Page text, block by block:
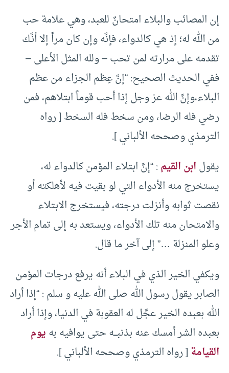
إن المصائب والبلاء امتحانٌ للعبد، وهي علامة حب
من الله له؛ إذ هي كالدواء، فإنَّه وإن كان مراً إلا أنَّـك
تقدمه على مرارته لمن تحب – ولله المثل الأعلى –
ففي الحديث الصحيح: “إنَّ عِظم الجزاء من عظم
البلاء،وإنَّ الله عز وجل إذا أحب قوماً ابتلاهم، فمن
رضي فله الرضا، ومن سخط فله السخط [ رواه
الترمذي وصححه الألباني ].
يقولابن القيم: “إنَّ ابتلاء المؤمن كالدواء له،
يستخرج منه الأدواء التي لو بقيت فيه لأهلكته أو
نقصت ثوابه وأنزلت درجته، فيستخرج الابتلاء
والامتحان منه تلك الأدواء، ويستعد به إلى تمام الأجر
وعلو المنزلة …” إلى آخر ما قال.
ويكفي الخير الذي في البلاء أنه يرفع درجات المؤمن
الصابر يقول رسول الله صلى الله عليه و سلم : “إذا أراد
الله بعبده الخير عجَّل له العقوبة في الدنيا، وإذا أراد
بعبده الشر أمسك عنه بذنبـــه حتى يوافيه بهيوم
القيامة[ رواه الترمذي وصححه الألباني ].